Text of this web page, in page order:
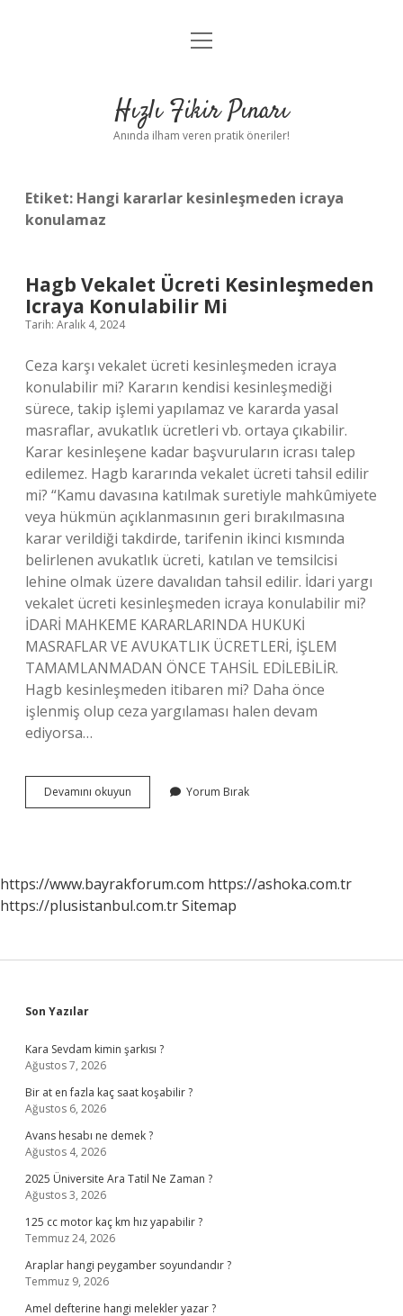
Anasayfa
Yasal Uyarı
menüyü
Hızlı Fikir Pınarı
Anında ilham veren pratik öneriler!
Etiket: Hangi kararlar kesinleşmeden icraya
konulamaz
Hagb Vekalet Ücreti Kesinleşmeden
Icraya Konulabilir Mi
Tarih: Aralık 4, 2024
Ceza karşı vekalet ücreti kesinleşmeden icraya
konulabilir mi? Kararın kendisi kesinleşmediği
sürece, takip işlemi yapılamaz ve kararda yasal
masraflar, avukatlık ücretleri vb. ortaya çıkabilir.
Karar kesinleşene kadar başvuruların icrası talep
edilemez. Hagb kararında vekalet ücreti tahsil edilir
mi? “Kamu davasına katılmak suretiyle mahkûmiyete
veya hükmün açıklanmasının geri bırakılmasına
karar verildiği takdirde, tarifenin ikinci kısmında
belirlenen avukatlık ücreti, katılan ve temsilcisi
lehine olmak üzere davalıdan tahsil edilir. İdari yargı
vekalet ücreti kesinleşmeden icraya konulabilir mi?
İDARİ MAHKEME KARARLARINDA HUKUKİ
MASRAFLAR VE AVUKATLIK ÜCRETLERİ, İŞLEM
TAMAMLANMADAN ÖNCE TAHSİL EDİLEBİLİR.
Hagb kesinleşmeden itibaren mi? Daha önce
işlenmiş olup ceza yargılaması halen devam
ediyorsa…
Devamını okuyun
Vekalet
Mi
Yorum Bırak
https://www.bayrakforum.com https://ashoka.com.tr
https://plusistanbul.com.trSitemap
Sidebar
Son Yazılar
Kara Sevdam kimin şarkısı ?
Ağustos 7, 2026
Bir at en fazla kaç saat koşabilir ?
Ağustos 6, 2026
Avans hesabı ne demek ?
Ağustos 4, 2026
2025 Üniversite Ara Tatil Ne Zaman ?
Ağustos 3, 2026
125 cc motor kaç km hız yapabilir ?
Temmuz 24, 2026
Araplar hangi peygamber soyundandır ?
Temmuz 9, 2026
Amel defterine hangi melekler yazar ?